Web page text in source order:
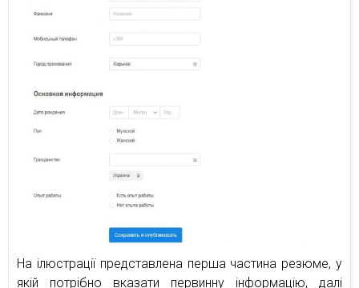
На ілюстрації представлена перша частина резюме, у
якій потрібно вказати первинну інформацію, далі